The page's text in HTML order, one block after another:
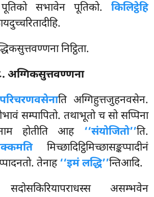
सभावेन पूतिको. किलिट्ठेहि
निट्ठिता.
अग्गिकसुत्तवण्णना
ति अग्गिहुत्तजुहनवसेन.
सम्पापितो. तथाभूतो च सो सप्पिना
होतीति आह ‘‘संयोजितो’’ति.
मिच्छादिट्ठिमिच्छासङ्कप्पादीनं
तेनाह‘‘इमं लद्धि’’न्तिआदि.
असम्भवेन